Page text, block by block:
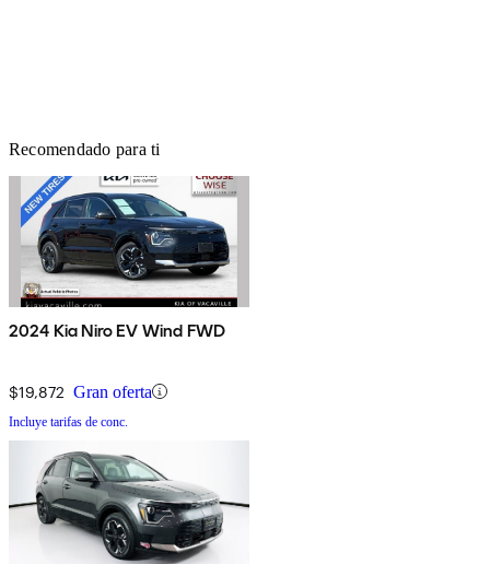
Recomendado para ti
2024 Kia Niro EV Wind FWD
$19,872 Gran oferta
Incluye tarifas de conc.